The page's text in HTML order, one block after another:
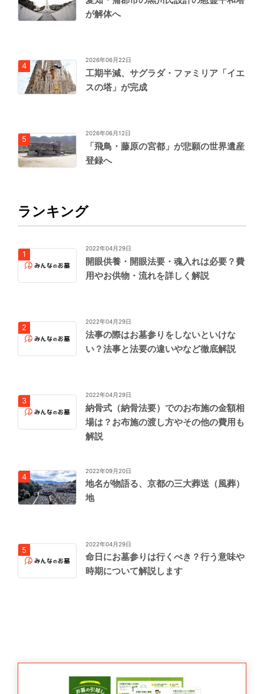
が解体へ
2026年06月22日
工期半減、サグラダ・ファミリア「イエ
スの塔」が完成
2026年06月12日
「飛鳥・藤原の宮都」が悲願の世界遺産
登録へ
ランキング
2022年04月29日
開眼供養・開眼法要・魂入れは必要？費
用やお供物・流れを詳しく解説
2022年04月29日
法事の際はお墓参りをしないといけな
い？法事と法要の違いやなど徹底解説
2022年04月29日
納骨式（納骨法要）でのお布施の金額相
場は？お布施の渡し方やその他の費用も
解説
2022年09月20日
地名が物語る、京都の三大葬送（風葬）
地
2022年04月29日
命日にお墓参りは行くべき？行う意味や
時期について解説します